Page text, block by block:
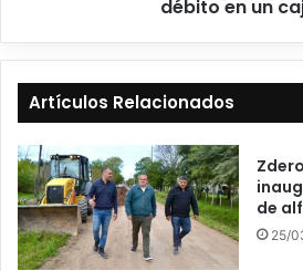
débito en un
Artículos Relacionados
de
25/